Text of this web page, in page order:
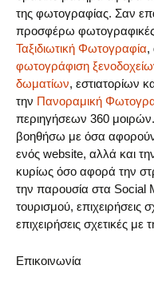
της φωτογραφίας. Σαν
προσφέρω φωτογραφικές
Ταξιδιωτική Φωτογραφία,
φωτογράφιση
δωματίων, εστιατορίων
την Πανοραμική
περιηγήσεων 360
βοηθήσω με όσα αφορούν
ενός website, αλλά και
κυρίως όσο αφορά την
την παρουσία στα Social
τουρισμού, επιχειρήσεις
επιχειρήσεις σχετικές
Επικοινωνία